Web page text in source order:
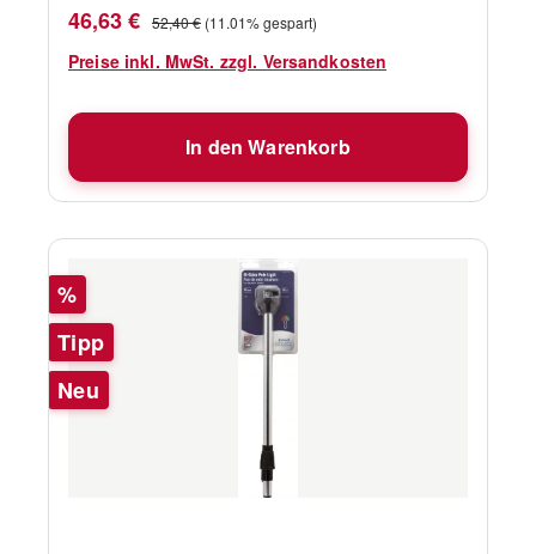
Verkaufspreis:
46,63 € Regulärer Preis:
52,40 € (11.01% gespart)
Preise inkl. MwSt. zzgl. Versandkosten
In den Warenkorb
Rabatt
%
Tipp
Neu